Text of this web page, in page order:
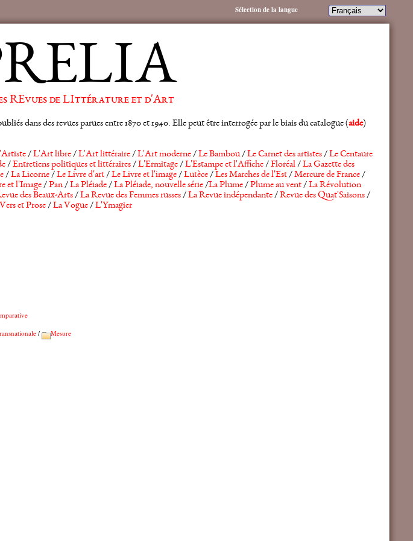
REvues de LIttérature et d'Art
dans des revues parues entre 1870 et 1940. Elle peut être interrogée par le biais du catalogue (aide)
/L'Art libre/L'Art littéraire/L'Art moderne/Le Bambou/Le Carnet des artistes/Le Centaure
/Entretiens politiques et littéraires/L'Ermitage/L'Estampe et l'Affiche/Floréal/La Gazette des
/La Licorne/Le Livre d'art/Le Livre et l'image/Lutèce/Les Marches de l'Est/Mercure de France/
et l'Image/Pan/La Pléiade/La Pléiade, nouvelle série/La Plume/Plume au vent/La Révolution
des Beaux-Arts/La Revue des Femmes russes/La Revue indépendante/Revue des Quat'Saisons/
Vers et Prose/La Vogue/L'Ymagier
/
Mesure
Sélection de la langue